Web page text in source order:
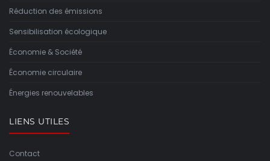
Réduction des émissions
Sensibilisation écologique
Économie & Société
Économie circulaire
Énergies renouvelables
LIENS UTILES
Contact